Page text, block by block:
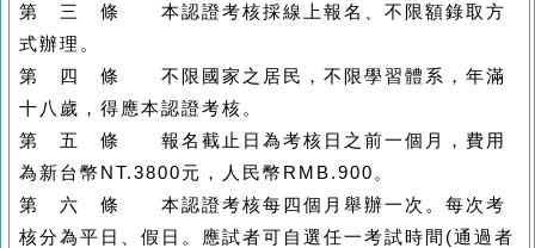
第 三 條 本認證考核採線上報名、不限額錄取方
式辦理。
第 四 條 不限國家之居民，不限學習體系，年滿
十八歲，得應本認證考核。
第 五 條 報名截止日為考核日之前一個月，費用
為新台幣NT.3800元，人民幣RMB.900。
第 六 條 本認證考核每四個月舉辦一次。每次考
核分為平日、假日。應試者可自選任一考試時間(通過者